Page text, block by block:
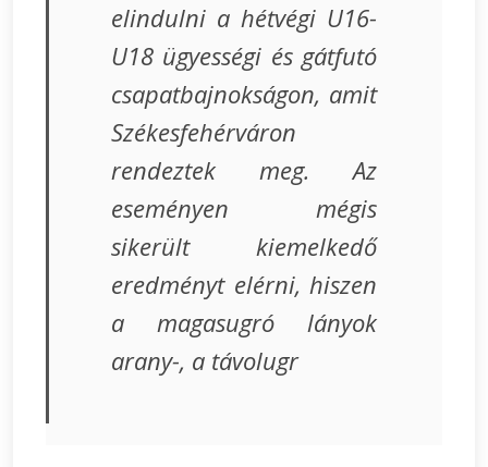
elindulni a hétvégi U16-
U18 ügyességi és gátfutó
csapatbajnokságon, amit
Székesfehérváron
rendeztek meg. Az
eseményen mégis
sikerült kiemelkedő
eredményt elérni, hiszen
a magasugró lányok
arany-, a távolugr